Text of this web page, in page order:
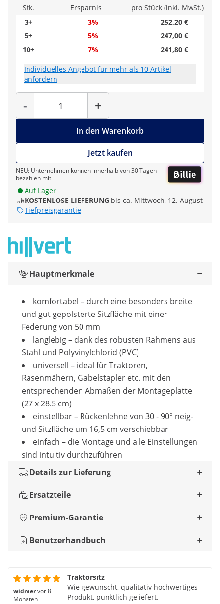
Stk.
Ersparnis
pro Stück (inkl. MwSt.)
3+
3%
252,20 €
5+
5%
247,00 €
10+
7% 241,80 €
Individuelles Angebot für mehr als 10 Artikel
anfordern
-
Menge
+
In den Warenkorb
Jetzt kaufen
NEU: Unternehmen können innerhalb von 30 Tagen
bezahlen mit
Auf Lager
KOSTENLOSE LIEFERUNG bis ca. Mittwoch, 12. August
Tiefpreisgarantie
Hauptmerkmale
komfortabel – durch eine besonders breite
und gut gepolsterte Sitzfläche mit einer
Federung von 50 mm
langlebig – dank des robusten Rahmens aus
Stahl und Polyvinylchlorid (PVC)
universell – ideal für Traktoren,
Rasenmähern, Gabelstapler etc. mit den
entsprechenden Abmaßen der Montageplatte
(27 x 28.5 cm)
einstellbar – Rückenlehne von 30 - 90° neig-
und Sitzfläche um 16,5 cm verschiebbar
einfach – die Montage und alle Einstellungen
sind intuitiv durchzuführen
Details zur Lieferung
Ersatzteile
Premium-Garantie
Benutzerhandbuch
widmervor 8
Monaten
Traktorsitz
Wie gewünscht, qualitativ hochwertiges
Produkt, pünktlich geliefert.